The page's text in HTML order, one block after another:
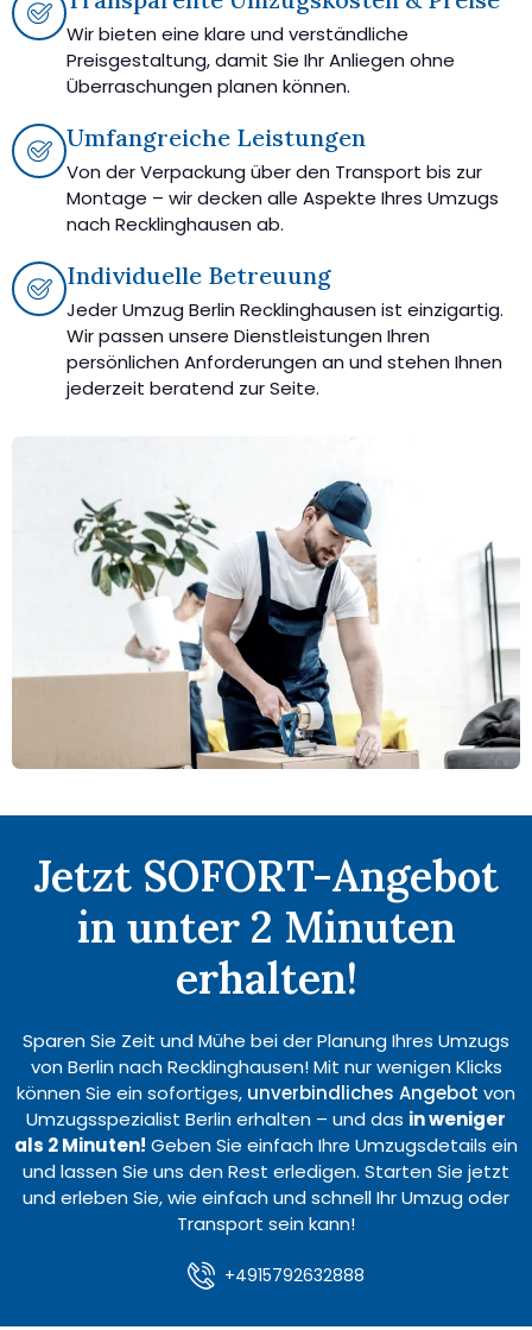
Wir bieten eine klare und verständliche
Preisgestaltung, damit Sie Ihr Anliegen ohne
Überraschungen planen können.
Umfangreiche Leistungen
Von der Verpackung über den Transport bis zur
Montage – wir decken alle Aspekte Ihres Umzugs
nach Recklinghausen ab.
Individuelle Betreuung
Jeder Umzug Berlin Recklinghausen ist einzigartig.
Wir passen unsere Dienstleistungen Ihren
persönlichen Anforderungen an und stehen Ihnen
jederzeit beratend zur Seite.
Jetzt SOFORT-Angebot
in unter 2 Minuten
erhalten!
Sparen Sie Zeit und Mühe bei der Planung Ihres Umzugs
von Berlin nach Recklinghausen! Mit nur wenigen Klicks
können Sie ein sofortiges, unverbindliches Angebot von
Umzugsspezialist Berlin erhalten – und das in weniger
als 2 Minuten! Geben Sie einfach Ihre Umzugsdetails ein
und lassen Sie uns den Rest erledigen. Starten Sie jetzt
und erleben Sie, wie einfach und schnell Ihr Umzug oder
Transport sein kann!
+4915792632888